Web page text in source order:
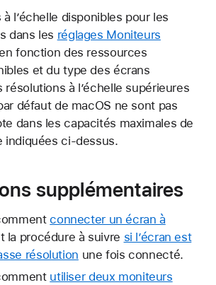
l’échelle disponibles pour les
dans les réglages Moniteurs
fonction des ressources
et du type des écrans
à l’échelle supérieures
défaut de macOS ne sont pas
dans les capacités maximales de
indiquées ci-dessus.
supplémentaires
connecter un écran à
la procédure à suivre si l’écran est
résolution une fois connecté.
utiliser deux moniteurs